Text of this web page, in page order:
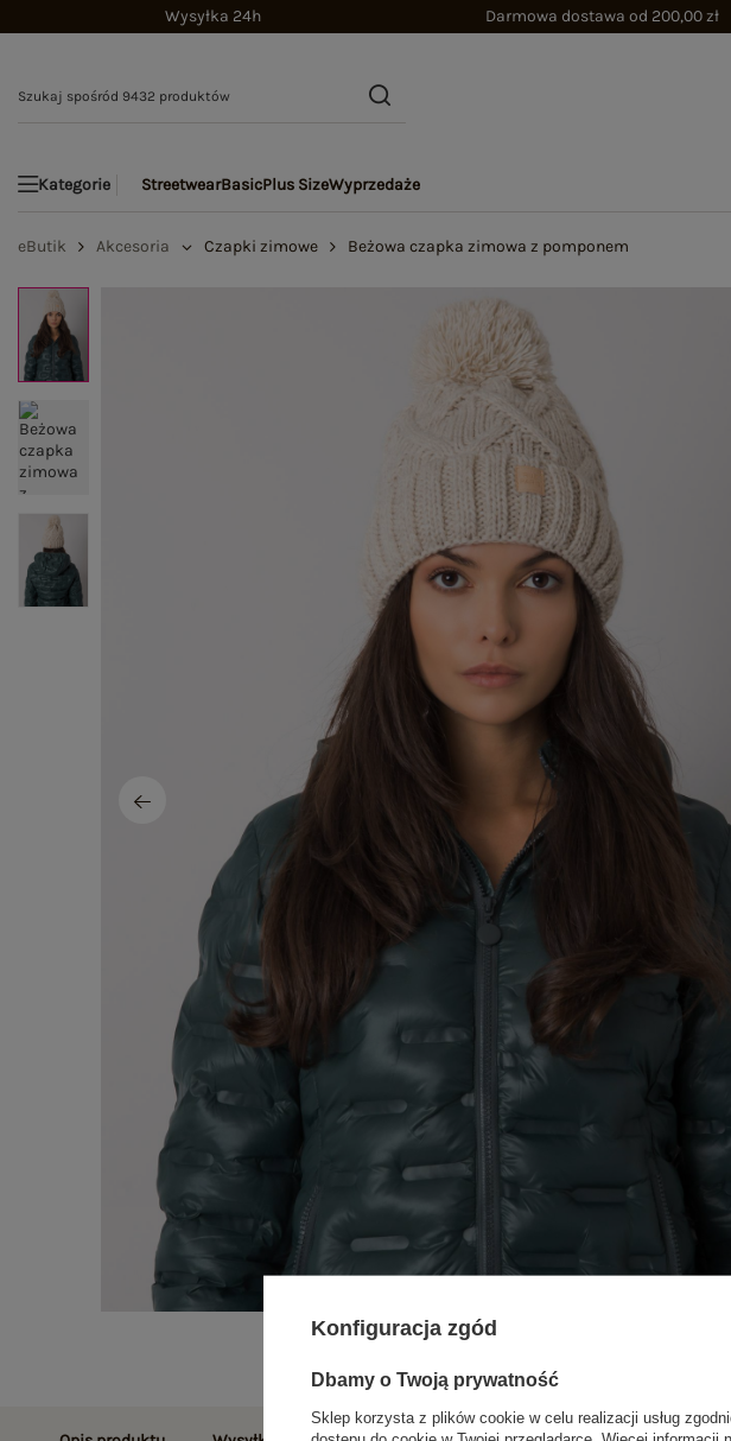
Wysyłka 24h Darmowa dostawa od 200,00 zł
Kategorie StreetwearBasicPlus SizeWyprzedaże
eButik Akcesoria Czapki zimowe Beżowa czapka zimowa z pomponem
Konfiguracja zgód
Dbamy o Twoją prywatność
Sklep korzysta z plików cookie w celu realizacji usług